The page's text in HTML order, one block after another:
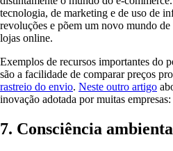
tecnologia, de marketing e de uso de
revoluções e põem um novo mundo de
lojas online.
Exemplos de recursos importantes do
são a facilidade de comparar preços
rastreio do envio. Neste outro artigo
inovação adotada por muitas
7. Consciência